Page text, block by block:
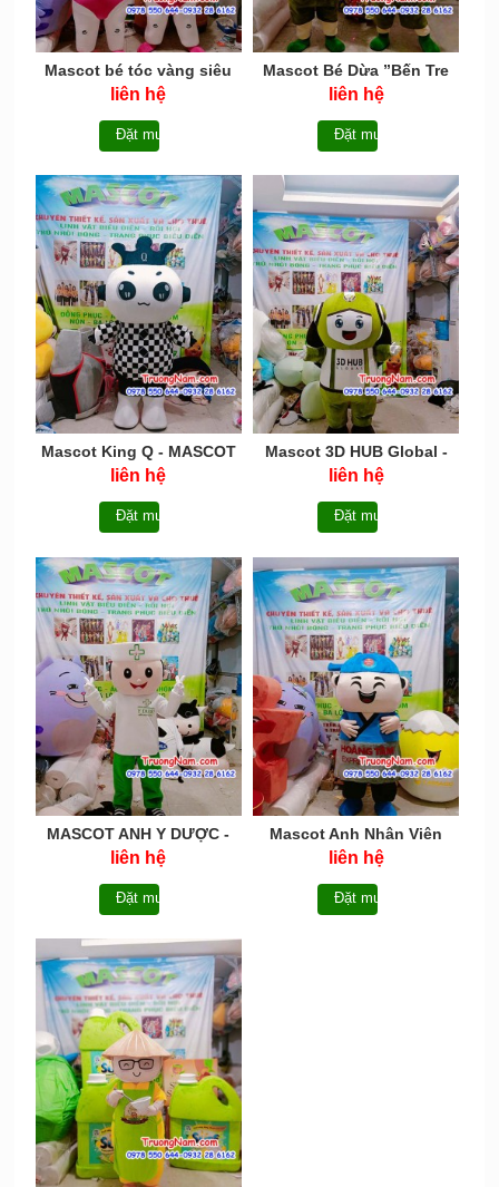
Mascot bé tóc vàng siêu
cute - MCN044
liên hệ
Đặt mua
Mascot Bé Dừa ”Bến Tre
Marathon” - MCN043
liên hệ
Đặt mua
Mascot King Q - MASCOT
bé cờ vua Q - MCN042
liên hệ
Đặt mua
Mascot 3D HUB Global -
MCN040
liên hệ
Đặt mua
MASCOT ANH Y DƯỢC -
MCN039
liên hệ
Đặt mua
Mascot Anh Nhân Viên
Hoàng Tâm Express Food-
liên hệ
Đặt mua